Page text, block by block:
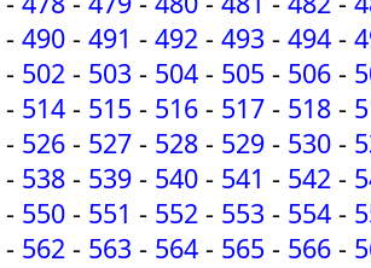
- 490 - 491 - 492 - 493 - 494 -
- 502 - 503 - 504 - 505 - 506 -
- 514 - 515 - 516 - 517 - 518 -
- 526 - 527 - 528 - 529 - 530 -
- 538 - 539 - 540 - 541 - 542 -
- 550 - 551 - 552 - 553 - 554 -
- 562 - 563 - 564 - 565 - 566 -